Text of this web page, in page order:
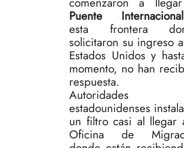
Puente Internacional
esta frontera
solicitaron su ingreso
Estados Unidos y
momento, no han
respuesta.
Autoridades
estadounidenses
un filtro casi al llegar
Oficina de